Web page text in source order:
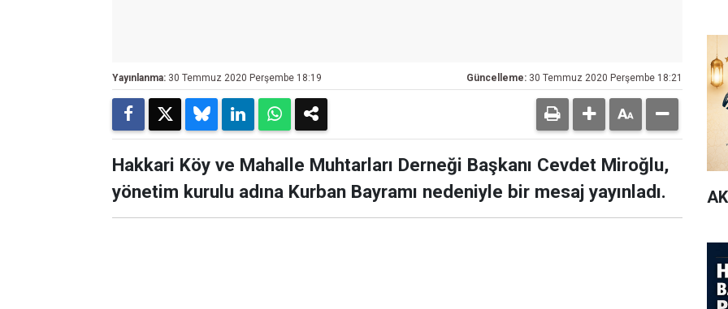
Yayınlanma: 30 Temmuz 2020 Perşembe 18:19 Güncelleme: 30 Temmuz 2020 Perşembe 18:21
Hakkari Köy ve Mahalle Muhtarları Derneği Başkanı Cevdet Miroğlu,
yönetim kurulu adına Kurban Bayramı nedeniyle bir mesaj yayınladı.